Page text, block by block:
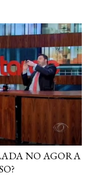
NO AGORA